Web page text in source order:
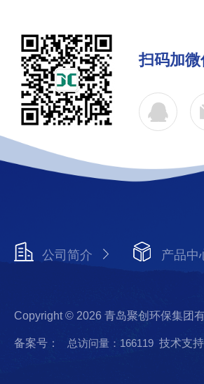
扫码加微
公司简介 产品中
Copyright © 2026 青岛聚创环保集团
备案号： 总访问量：166119 技术支